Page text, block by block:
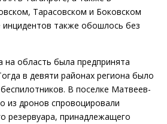
Тарасовском и Боковском
инцидентов также обошлось без
на область была предпринята
в девяти районах региона было
В поселке Матвеев-
из дронов спровоцировали
резервуара, принадлежащего